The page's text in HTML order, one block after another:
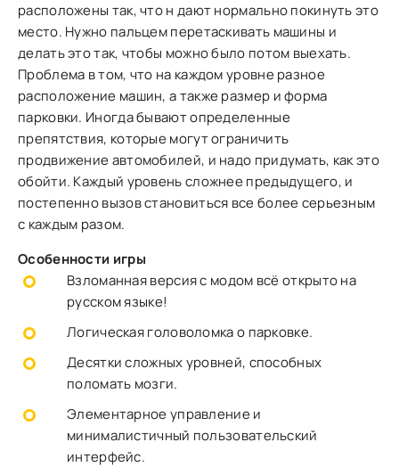
расположены так, что н дают нормально покинуть это
место. Нужно пальцем перетаскивать машины и
делать это так, чтобы можно было потом выехать.
Проблема в том, что на каждом уровне разное
расположение машин, а также размер и форма
парковки. Иногда бывают определенные
препятствия, которые могут ограничить
продвижение автомобилей, и надо придумать, как это
обойти. Каждый уровень сложнее предыдущего, и
постепенно вызов становиться все более серьезным
с каждым разом.
Особенности игры
Взломанная версия с модом всё открыто на
русском языке!
Логическая головоломка о парковке.
Десятки сложных уровней, способных
поломать мозги.
Элементарное управление и
минималистичный пользовательский
интерфейс.